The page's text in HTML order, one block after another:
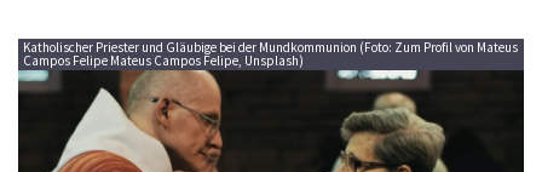
Katholischer Priester und Gläubige bei der Mundkommunion (Foto: Zum Profil von Mateus
Campos Felipe Mateus Campos Felipe, Unsplash)